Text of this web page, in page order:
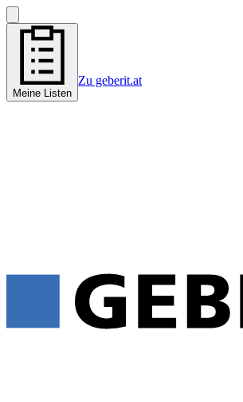
Meine Listen
Zu geberit.at